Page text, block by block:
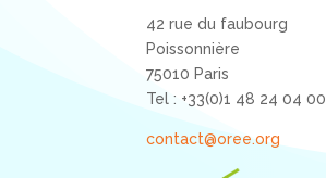
42 rue du faubourg
Poissonnière
75010 Paris
Tel : +33(0)1 48 24 04 00
contact@oree.org